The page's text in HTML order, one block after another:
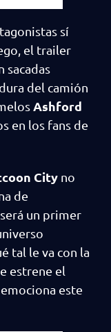
sí
el trailer
sacadas
del camión
Ashford
en los fans de
City no
de
un primer
tal le va con la
estrene el
este